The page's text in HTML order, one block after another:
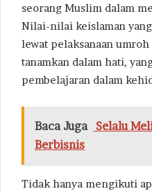
seorang Muslim dalam
Nilai-nilai keislaman
lewat pelaksanaan
tanamkan dalam hati,
pembelajaran dalam
Baca Juga
Selalu
Berbisnis
Tidak hanya mengikuti